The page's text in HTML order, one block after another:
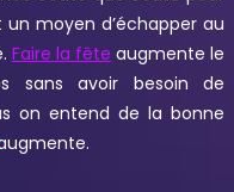
un moyen d’échapper au
Faire la fête augmente le
sans avoir besoin de
on entend de la bonne